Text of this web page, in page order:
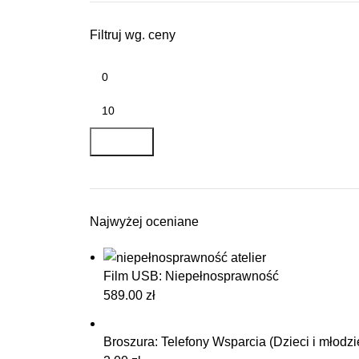
Filtruj wg. ceny
Najwyżej oceniane
Film USB: Niepełnosprawność
589.00 zł
Broszura: Telefony Wsparcia (Dzieci i